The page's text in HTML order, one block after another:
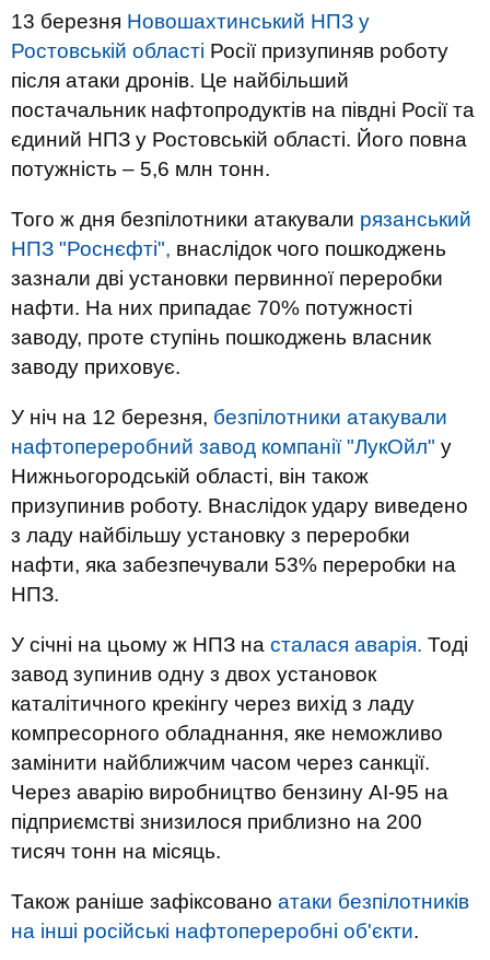
13 березня Новошахтинський НПЗ у
Ростовській області Росії призупиняв роботу
після атаки дронів. Це найбільший
постачальник нафтопродуктів на півдні Росії та
єдиний НПЗ у Ростовській області. Його повна
потужність – 5,6 млн тонн.
Того ж дня безпілотники атакували рязанський
НПЗ "Роснєфті", внаслідок чого пошкоджень
зазнали дві установки первинної переробки
нафти. На них припадає 70% потужності
заводу, проте ступінь пошкоджень власник
заводу приховує.
У ніч на 12 березня, безпілотники атакували
нафтопереробний завод компанії "ЛукОйл" у
Нижньогородській області, він також
призупинив роботу. Внаслідок удару виведено
з ладу найбільшу установку з переробки
нафти, яка забезпечували 53% переробки на
НПЗ.
У січні на цьому ж НПЗ на сталася аварія. Тоді
завод зупинив одну з двох установок
каталітичного крекінгу через вихід з ладу
компресорного обладнання, яке неможливо
замінити найближчим часом через санкції.
Через аварію виробництво бензину АІ-95 на
підприємстві знизилося приблизно на 200
тисяч тонн на місяць.
Також раніше зафіксовано атаки безпілотників
на інші російські нафтопереробні об'єкти.